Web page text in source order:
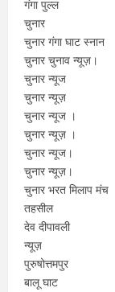
गंगा पुल्ल
चुनार
चुनार गंगा घाट स्नान
चुनार चुनाव न्यूज़।
चुनार न्यूज
चुनार न्यूज़
चुनार न्यूज ।
चुनार न्यूज़ ।
चुनार न्यूज।
चुनार न्यूज़।
चुनार भरत मिलाप मंच
तहसील
देव दीपावली
न्यूज़
पुरुषोत्तमपुर
बालू घाट